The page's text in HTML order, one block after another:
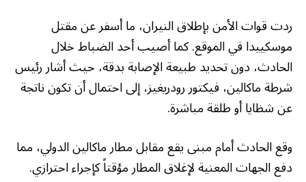
ردت قوات الأمن بإطلاق النيران، ما أسفر عن مقتل
موسكييدا في الموقع. كما أصيب أحد الضباط خلال
الحادث، دون تحديد طبيعة الإصابة بدقة، حيث أشار رئيس
شرطة ماكالين، فيكتور رودريغيز، إلى احتمال أن تكون ناتجة
عن شظايا أو طلقة مباشرة.
وقع الحادث أمام مبنى يقع مقابل مطار ماكالين الدولي، مما
دفع الجهات المعنية لإغلاق المطار مؤقتاً كإجراء احترازي.